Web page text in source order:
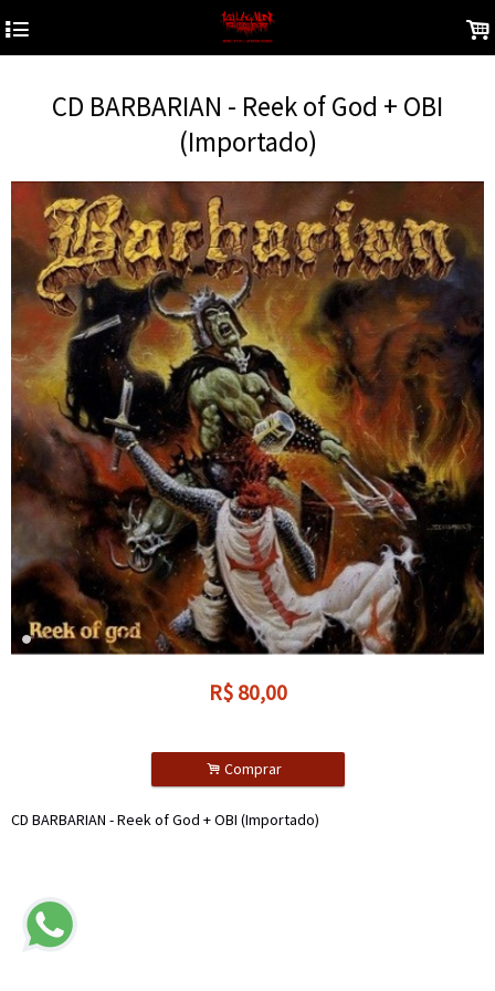
4 .
CD BARBARIAN - Reek of God + OBI
(Importado)
R$ 80,00
. Comprar
CD BARBARIAN - Reek of God + OBI (Importado)